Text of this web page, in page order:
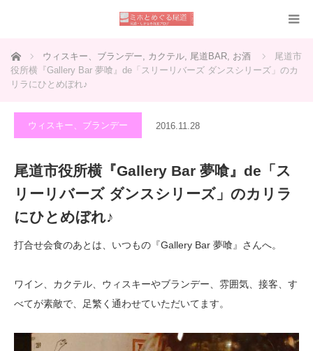
ホーム ウィスキー、ブランデー, カクテル, 尾道BAR, お酒
尾道市
役所横『Gallery Bar 夢喰』de「スリーリバーズ ダンスシリーズ」のカ
リラにひとめぼれ♪
ウィスキー、ブランデー 2016.11.28
尾道市役所横『Gallery Bar 夢喰』de「ス
リーリバーズ ダンスシリーズ」のカリラ
にひとめぼれ♪
打合せ会食のあとは、いつもの『Gallery Bar 夢喰』さんへ。
ワイン、カクテル、ウィスキーやブランデー、雰囲気、接客、す
べてが素敵で、足繁く通わせていただいてます。